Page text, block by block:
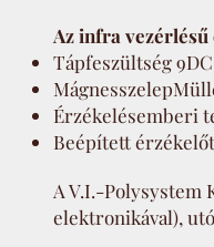
Az infra
Tápfeszültség 9DC
Érzékelésemberi
Beépített
A V.I.-Polysystem
elektronikával),